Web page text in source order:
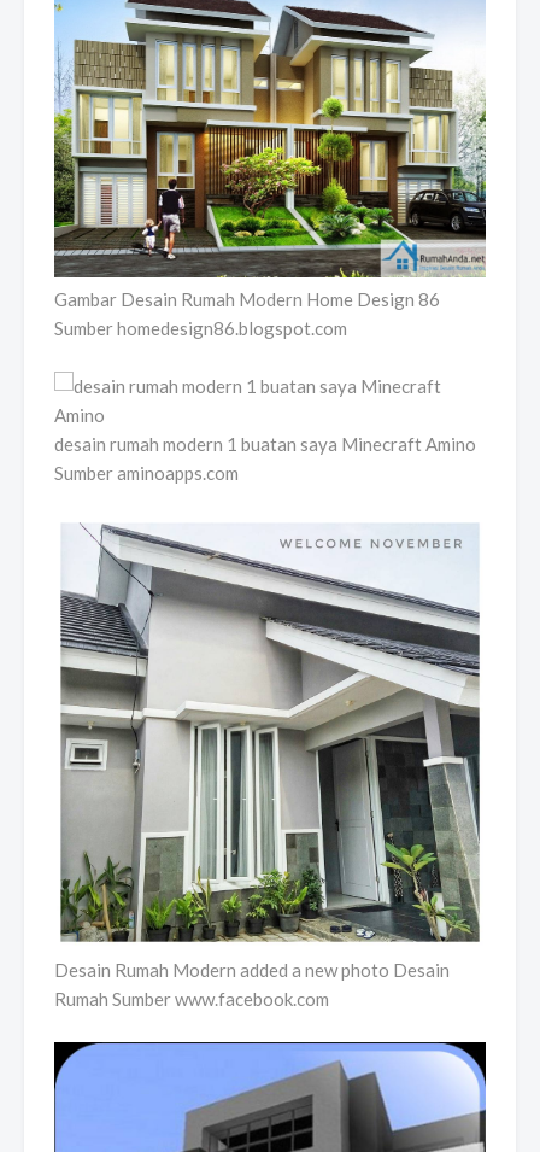
Gambar Desain Rumah Modern Home Design 86
Sumber homedesign86.blogspot.com
desain rumah modern 1 buatan saya Minecraft Amino
Sumber aminoapps.com
Desain Rumah Modern added a new photo Desain
Rumah Sumber www.facebook.com